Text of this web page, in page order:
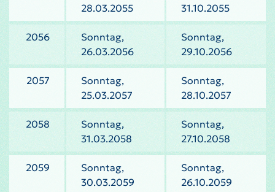
28.03.2055
31.10.2055
2056
Sonntag,
26.03.2056
Sonntag,
29.10.2056
2057
Sonntag,
25.03.2057
Sonntag,
28.10.2057
2058
Sonntag,
31.03.2058
Sonntag,
27.10.2058
2059
Sonntag,
30.03.2059
Sonntag,
26.10.2059